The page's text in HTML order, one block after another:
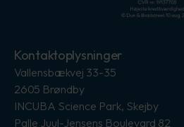
Kontaktoplysninger
Vallensbækvej 33-35
2605 Brøndby
INCUBA Science Park, Skejby
Palle Juul-Jensens Boulevard 82